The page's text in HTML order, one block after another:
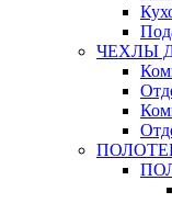
ЧЕХЛЫ